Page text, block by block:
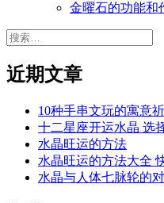
金曜石的功能和
搜
近期文章
10种手串文玩的寓意
十二星座开运水晶 选
水晶旺运的方法
水晶旺运的方法大全
水晶与人体七脉轮的